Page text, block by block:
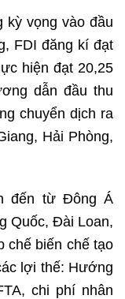
kỳ vọng vào đầu
FDI đăng kí đạt
hiện đạt 20,25
dẫn đầu thu
chuyển dịch ra
Hải Phòng,
đến từ Đông Á
Quốc, Đài Loan,
chế biến chế tạo
lợi thế: Hướng
chi phí nhân